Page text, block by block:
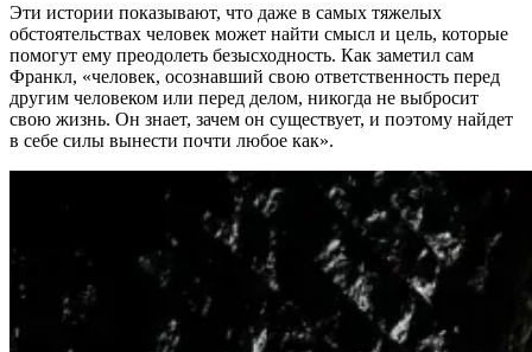
Эти истории показывают, что даже в самых тяжелых
обстоятельствах человек может найти смысл и цель, которые
помогут ему преодолеть безысходность. Как заметил сам
Франкл, «человек, осознавший свою ответственность перед
другим человеком или перед делом, никогда не выбросит
свою жизнь. Он знает, зачем он существует, и поэтому найдет
в себе силы вынести почти любое как».